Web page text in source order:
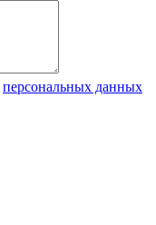
персональных данных